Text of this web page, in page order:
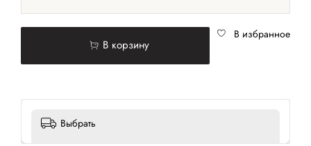
В корзину
В избранное
Выбрать